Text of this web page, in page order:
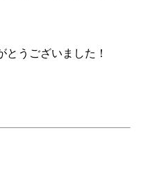
うございました！